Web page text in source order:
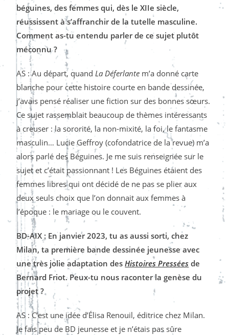
béguines, des femmes qui, dès le XIIe siècle,
réussissent à s’affranchir de la tutelle masculine.
Comment as-tu entendu parler de ce sujet plutôt
méconnu ?
AS : Au départ, quandLa Déferlante m’a donné carte
blanche pour cette histoire courte en bande dessinée,
j’avais pensé réaliser une fiction sur des bonnes sœurs.
Ce sujet rassemblait beaucoup de thèmes intéressants
à creuser : la sororité, la non-mixité, la foi, le fantasme
masculin… Lucie Geffroy (cofondatrice de la revue) m’a
alors parlé des Béguines. Je me suis renseignée sur le
sujet et c’était passionnant ! Les Béguines étaient des
femmes libres qui ont décidé de ne pas se plier aux
deux seuls choix que l’on donnait aux femmes à
l’époque : le mariage ou le couvent.
BD-AIX : En janvier 2023, tu as aussi sorti, chez
Milan, ta première bande dessinée jeunesse avec
une très jolie adaptation desHistoires Pressées de
Bernard Friot. Peux-tu nous raconter la genèse du
projet ?
AS : C’est une idée d’Élisa Renouil, éditrice chez Milan.
Je fais peu de BD jeunesse et je n’étais pas sûre